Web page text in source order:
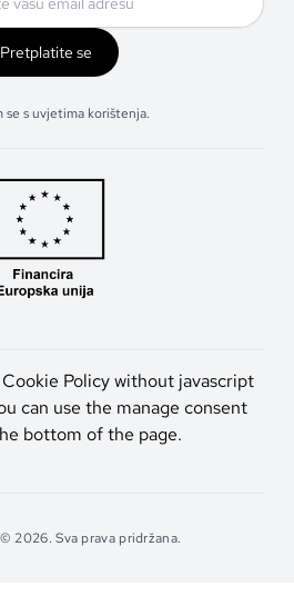
Pretplatite se
se s uvjetima korištenja.
Policy without javascript
can use the manage consent
bottom of the page.
2026. Sva prava pridržana.